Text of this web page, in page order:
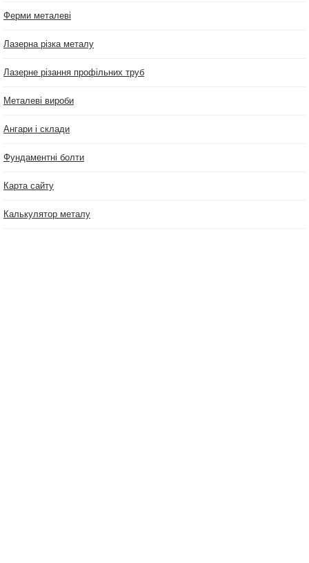
Ферми металеві
Лазерна різка металу
Лазерне різання профільних труб
Металеві вироби
Ангари і склади
Фундаментні болти
Карта сайту
Калькулятор металу